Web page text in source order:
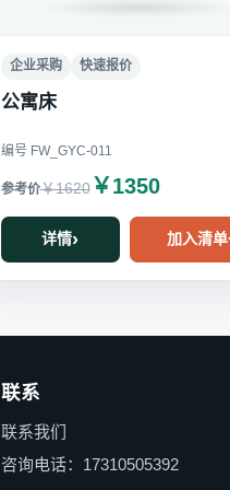
企业采购 快速报价
公寓床
编号 FW_GYC-011
￥1620￥1350
详情 加入清单
联系
联系我们
咨询电话：17310505392